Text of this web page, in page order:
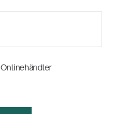
Onlinehändler